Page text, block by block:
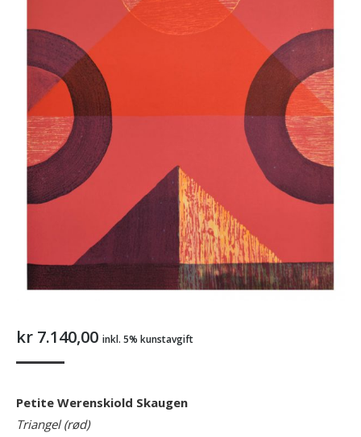
kr 7.140,00 inkl. 5% kunstavgift
Petite Werenskiold Skaugen
Triangel (rød)